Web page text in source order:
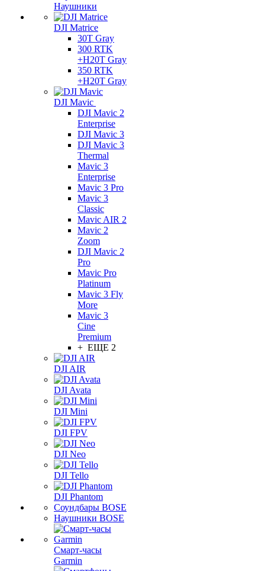
Наушники
DJI Matrice
30T Gray
300 RTK
+H20T Gray
350 RTK
+H20T Gray
DJI Mavic
DJI Mavic 2
Enterprise
DJI Mavic 3
DJI Mavic 3
Thermal
Mavic 3
Enterprise
Mavic 3 Pro
Mavic 3
Сlassic
Mavic AIR 2
Mavic 2
Zoom
DJI Mavic 2
Pro
Mavic Pro
Platinum
Mavic 3 Fly
More
Mavic 3
Cine
Premium
+ ЕЩЕ 2
DJI AIR
DJI Avata
DJI Mini
DJI FPV
DJI Neo
DJI Tello
DJI Phantom
Соундбары BOSE
Наушники BOSE
Смарт-часы
Garmin